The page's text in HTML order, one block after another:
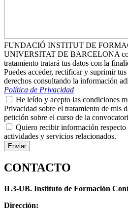
FUNDACIÓ INSTITUT DE
UNIVERSITAT DE BARCELONA
tratamiento tratará tus datos con la
Puedes acceder, rectificar y suprimir
derechos consultando la información
Política de Privacidad
He leído y acepto las condiciones
Privacidad sobre el tratamiento de mis
petición sobre el curso de la
Quiero recibir información respecto
actividades y servicios relacionados.
CONTACTO
IL3-UB. Instituto de Formación
Dirección: